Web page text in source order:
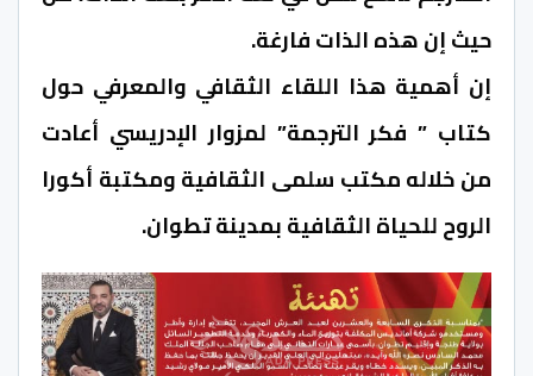
حيث إن هذه الذات فارغة.
إن أهمية هذا اللقاء الثقافي والمعرفي حول
كتاب ” فكر الترجمة” لمزوار الإدريسي أعادت
من خلاله مكتب سلمى الثقافية ومكتبة أكورا
الروح للحياة الثقافية بمدينة تطوان.